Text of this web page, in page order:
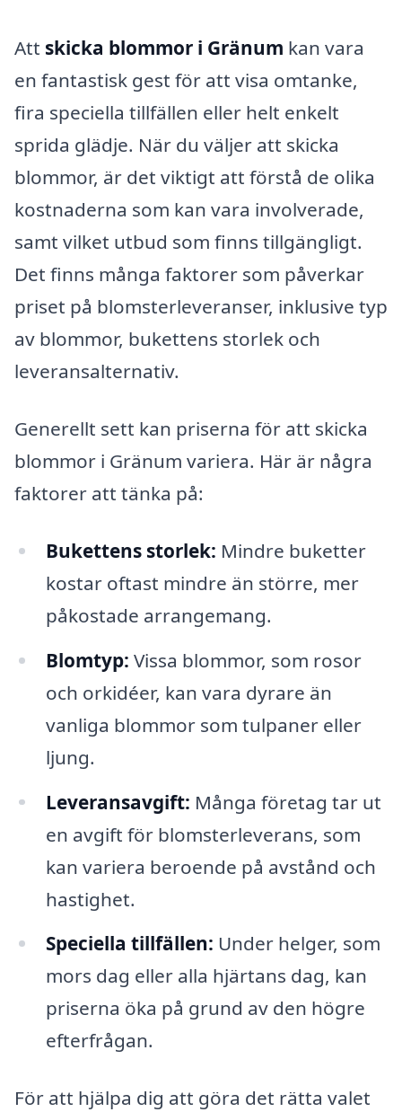
Att skicka blommor i Gränum kan vara
en fantastisk gest för att visa omtanke,
fira speciella tillfällen eller helt enkelt
sprida glädje. När du väljer att skicka
blommor, är det viktigt att förstå de olika
kostnaderna som kan vara involverade,
samt vilket utbud som finns tillgängligt.
Det finns många faktorer som påverkar
priset på blomsterleveranser, inklusive typ
av blommor, bukettens storlek och
leveransalternativ.
Generellt sett kan priserna för att skicka
blommor i Gränum variera. Här är några
faktorer att tänka på:
Bukettens storlek: Mindre buketter
kostar oftast mindre än större, mer
påkostade arrangemang.
Blomtyp: Vissa blommor, som rosor
och orkidéer, kan vara dyrare än
vanliga blommor som tulpaner eller
ljung.
Leveransavgift: Många företag tar ut
en avgift för blomsterleverans, som
kan variera beroende på avstånd och
hastighet.
Speciella tillfällen: Under helger, som
mors dag eller alla hjärtans dag, kan
priserna öka på grund av den högre
efterfrågan.
För att hjälpa dig att göra det rätta valet